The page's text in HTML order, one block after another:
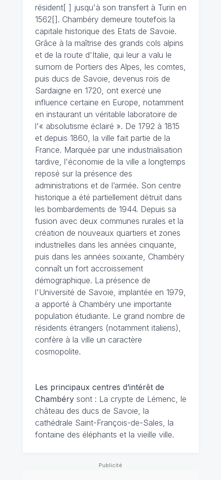
résident[ ] jusqu'à son transfert à Turin en
1562[]. Chambéry demeure toutefois la
capitale historique des Etats de Savoie.
Grâce à la maîtrise des grands cols alpins
et de la route d'Italie, qui leur a valu le
surnom de Portiers des Alpes, les comtes,
puis ducs de Savoie, devenus rois de
Sardaigne en 1720, ont exercé une
influence certaine en Europe, notamment
en instaurant un véritable laboratoire de
l'« absolutisme éclairé ». De 1792 à 1815
et depuis 1860, la ville fait partie de la
France. Marquée par une industrialisation
tardive, l'économie de la ville a longtemps
reposé sur la présence des
administrations et de l’armée. Son centre
historique a été partiellement détruit dans
les bombardements de 1944. Depuis sa
fusion avec deux communes rurales et la
création de nouveaux quartiers et zones
industrielles dans les années cinquante,
puis dans les années soixante, Chambéry
connaît un fort accroissement
démographique. La présence de
l'Université de Savoie, implantée en 1979,
a apporté à Chambéry une importante
population étudiante. Le grand nombre de
résidents étrangers (notamment italiens),
confère à la ville un caractère
cosmopolite.
Les principaux centres d’intérêt de
Chambérysont : La crypte de Lémenc, le
château des ducs de Savoie, la
cathédrale Saint-François-de-Sales, la
fontaine des éléphants et la vieille ville.